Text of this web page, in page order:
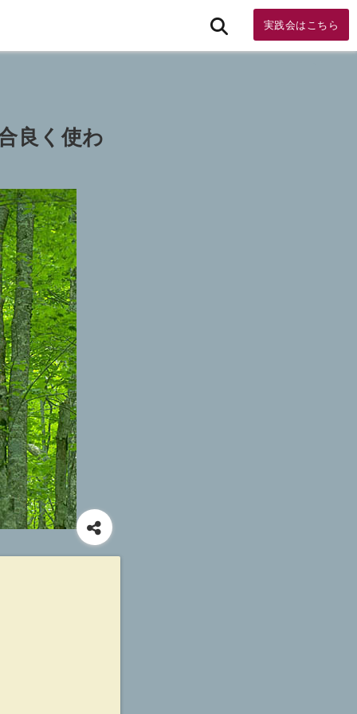
実践会はこちら
良く使わ